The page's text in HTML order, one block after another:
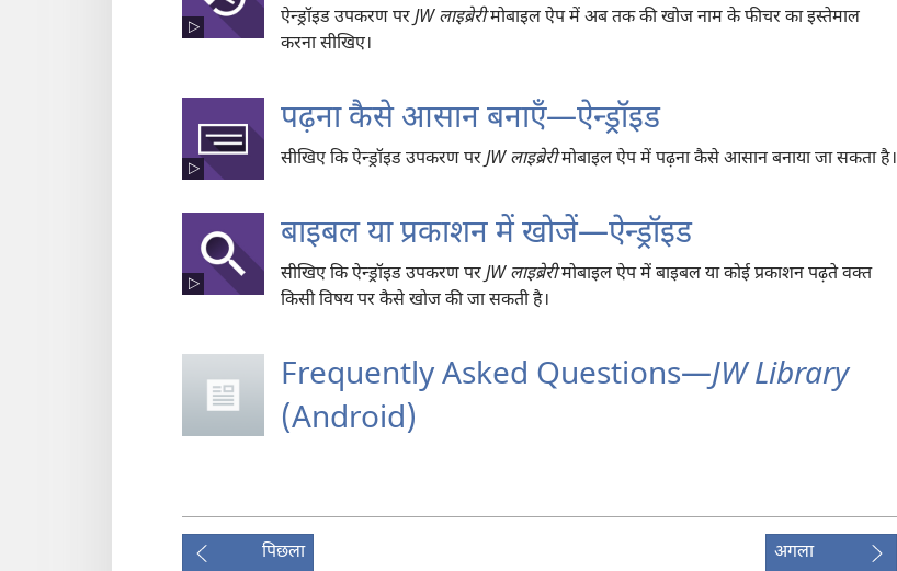
ऐन्ड्रॉइड उपकरण परJW लाइब्रेरीमोबाइल ऐप में अब तक की खोज नाम के फीचर का इस्तेमाल
करना सीखिए।
पढ़ना कैसे आसान बनाएँ—ऐन्ड्रॉइड
सीखिए कि ऐन्ड्रॉइड उपकरण परJW लाइब्रेरीमोबाइल ऐप में पढ़ना कैसे आसान बनाया जा सकता है।
बाइबल या प्रकाशन में खोजें—ऐन्ड्रॉइड
सीखिए कि ऐन्ड्रॉइड उपकरण परJW लाइब्रेरीमोबाइल ऐप में बाइबल या कोई प्रकाशन पढ़ते वक्‍त
किसी विषय पर कैसे खोज की जा सकती है।
Frequently Asked Questions​—JW Library
(Android)
पिछला अगला